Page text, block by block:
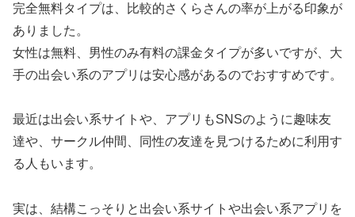
完全無料タイプは、比較的さくらさんの率が上がる印象が
ありました。
女性は無料、男性のみ有料の課金タイプが多いですが、大
手の出会い系のアプリは安心感があるのでおすすめです。
最近は出会い系サイトや、アプリもSNSのように趣味友
達や、サークル仲間、同性の友達を見つけるために利用す
る人もいます。
実は、結構こっそりと出会い系サイトや出会い系アプリを